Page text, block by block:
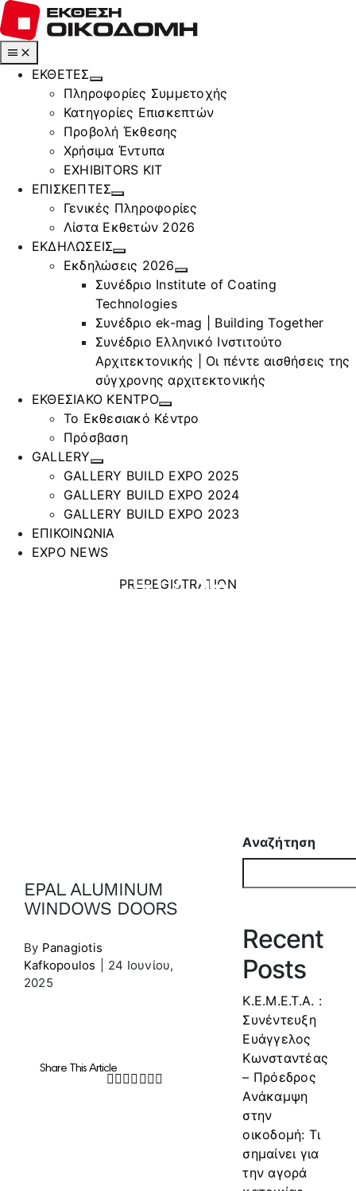
Μετάβαση
στο
περιεχόμενο
Toggle
Navigation
ΕΚΘΕΤΕΣ
Πληροφορίες Συμμετοχής
Κατηγορίες Επισκεπτών
Προβολή Έκθεσης
Χρήσιμα Έντυπα
EXHIBITORS KIT
ΕΠΙΣΚΕΠΤΕΣ
Γενικές Πληροφορίες
Λίστα Εκθετών 2026
ΕΚΔΗΛΩΣΕΙΣ
Εκδηλώσεις 2026
Συνέδριο Institute of Coating
Technologies
Συνέδριο ek-mag | Building Together
Συνέδριο Ελληνικό Ινστιτούτο
Αρχιτεκτονικής | Οι πέντε αισθήσεις της
σύγχρονης αρχιτεκτονικής
ΕΚΘΕΣΙΑΚΟ ΚΕΝΤΡΟ
Το Εκθεσιακό Κέντρο
Πρόσβαση
GALLERY
GALLERY BUILD EXPO 2025
GALLERY BUILD EXPO 2024
GALLERY BUILD EXPO 2023
ΕΠΙΚΟΙΝΩΝΙΑ
EXPO NEWS
PREREGISTRATION
EPAL
EPAL ALUMINUM
WINDOWS DOORS
By Panagiotis
Kafkopoulos
24 Ιουνίου,
2025
Share This Article
Facebook
Twitter
LinkedIn
WhatsApp
Tumblr
Pinterest
Αναζήτηση
Recent
Posts
Κ.Ε.Μ.Ε.Τ.Α. :
Συνέντευξη
Ευάγγελος
Κωνσταντέας
– Πρόεδρος
Ανάκαμψη
στην
οικοδομή: Τι
σημαίνει για
την αγορά